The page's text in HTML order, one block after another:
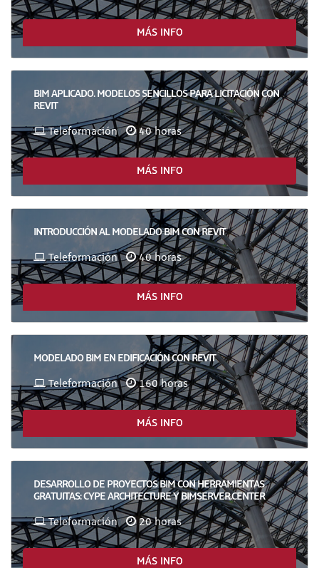
MÁS INFO
BIM APLICADO. MODELOS SENCILLOS PARA LICITACIÓN CON
REVIT
Teleformación 40 horas
MÁS INFO
INTRODUCCIÓN AL MODELADO BIM CON REVIT
Teleformación 40 horas
MÁS INFO
MODELADO BIM EN EDIFICACIÓN CON REVIT
Teleformación 160 horas
MÁS INFO
DESARROLLO DE PROYECTOS BIM CON HERRAMIENTAS
GRATUITAS: CYPE ARCHITECTURE Y BIMSERVER.CENTER
Teleformación 20 horas
MÁS INFO